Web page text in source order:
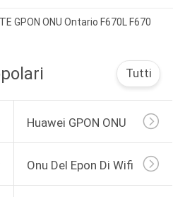
GPON ONU Ontario F670L F670
Tutti
Huawei GPON ONU
Onu Del Epon Di Wifi